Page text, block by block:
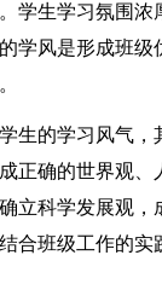
学生学习氛围
学风是形成班
生的学习风气
正确的世界观
立科学发展观
合班级工作的实